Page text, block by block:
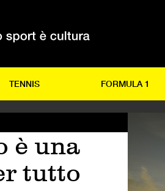
TENNIS FORMULA 1
è una
tutto